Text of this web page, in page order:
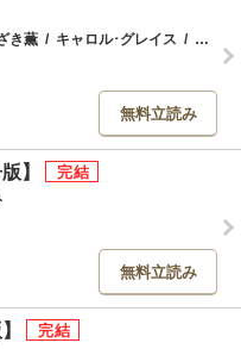
き薫 / キャロル･グレイス /
無料立読み
】
無料立読み